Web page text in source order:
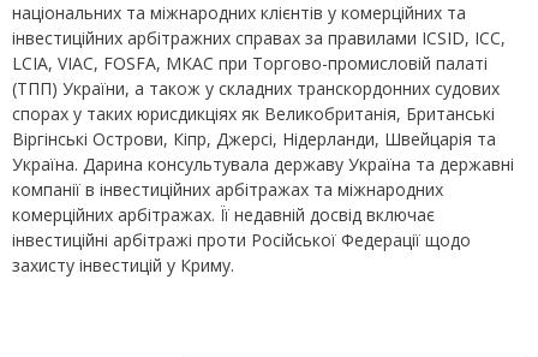
національних та міжнародних клієнтів у комерційних та
інвестиційних арбітражних справах за правилами ICSID, ICC,
LCIA, VIAC, FOSFA, МКАС при Торгово-промисловій палаті
(ТПП) України, а також у складних транскордонних судових
спорах у таких юрисдикціях як Великобританія, Британські
Віргінські Острови, Кіпр, Джерсі, Нідерланди, Швейцарія та
Україна. Дарина консультувала державу Україна та державні
компанії в інвестиційних арбітражах та міжнародних
комерційних арбітражах. Її недавній досвід включає
інвестиційні арбітражі проти Російської Федерації щодо
захисту інвестицій у Криму.